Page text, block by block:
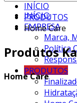
INÍCIO
EMPRESA
Marca,
Política
PRODUTOS
INÍCIO
PRODUTOS
Home Care
Produtos
Home Care